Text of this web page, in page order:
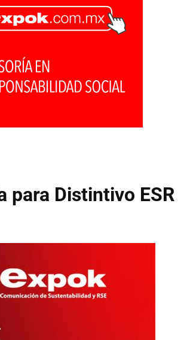
para Distintivo ESR